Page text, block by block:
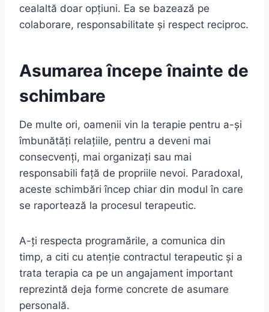
cealaltă doar opțiuni. Ea se bazează pe
colaborare, responsabilitate și respect reciproc.
Asumarea începe înainte de
schimbare
De multe ori, oamenii vin la terapie pentru a-și
îmbunătăți relațiile, pentru a deveni mai
consecvenți, mai organizați sau mai
responsabili față de propriile nevoi. Paradoxal,
aceste schimbări încep chiar din modul în care
se raportează la procesul terapeutic.
A-ți respecta programările, a comunica din
timp, a citi cu atenție contractul terapeutic și a
trata terapia ca pe un angajament important
reprezintă deja forme concrete de asumare
personală.